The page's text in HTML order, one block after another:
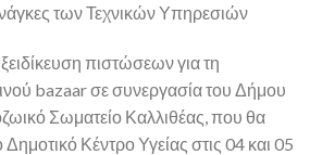
των Τεχνικών Υπηρεσιών
πιστώσεων για τη
bazaar σε συνεργασία του Δήμου
Σωματείο Καλλιθέας, που θα
Κέντρο Υγείας στις 04 και 05